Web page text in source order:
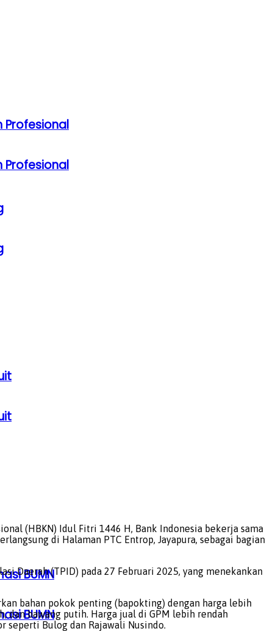
Profesional
BUMN
Profesional
BUMN
(HBKN) Idul Fitri 1446 H, Bank Indonesia bekerja sama
di Halaman PTC Entrop, Jayapura, sebagai bagian
Daerah (TPID) pada 27 Februari 2025, yang menekankan
bahan pokok penting (bapokting) dengan harga lebih
dan bawang putih. Harga jual di GPM lebih rendah
seperti Bulog dan Rajawali Nusindo.